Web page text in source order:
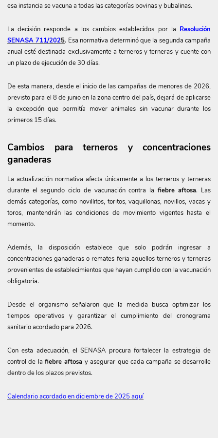
esa instancia se vacuna a todas las categorías bovinas y bubalinas.
La decisión responde a los cambios establecidos por la Resolución
SENASA 711/2025. Esa normativa determinó que la segunda campaña
anual esté destinada exclusivamente a terneros y terneras y cuente con
un plazo de ejecución de 30 días.
De esta manera, desde el inicio de las campañas de menores de 2026,
previsto para el 8 de junio en la zona centro del país, dejará de aplicarse
la excepción que permitía mover animales sin vacunar durante los
primeros 15 días.
Cambios para terneros y concentraciones
ganaderas
La actualización normativa afecta únicamente a los terneros y terneras
durante el segundo ciclo de vacunación contra la fiebre aftosa. Las
demás categorías, como novillitos, toritos, vaquillonas, novillos, vacas y
toros, mantendrán las condiciones de movimiento vigentes hasta el
momento.
Además, la disposición establece que solo podrán ingresar a
concentraciones ganaderas o remates feria aquellos terneros y terneras
provenientes de establecimientos que hayan cumplido con la vacunación
obligatoria.
Desde el organismo señalaron que la medida busca optimizar los
tiempos operativos y garantizar el cumplimiento del cronograma
sanitario acordado para 2026.
Con esta adecuación, el SENASA procura fortalecer la estrategia de
control de lafiebre aftosa y asegurar que cada campaña se desarrolle
dentro de los plazos previstos.
Calendario acordado en diciembre de 2025 aquí